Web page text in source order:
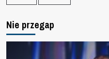
Nie przegap